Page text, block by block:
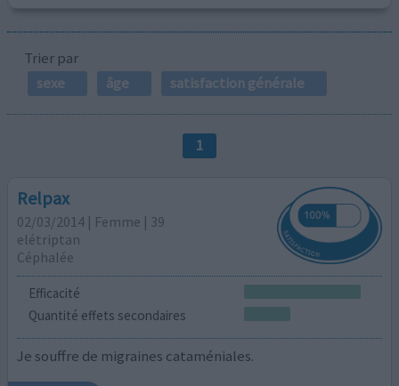
Trier par
sexe
âge satisfaction générale
1
Relpax
02/03/2014 | Femme | 39
elétriptan
Céphalée
Efficacité
Quantité effets secondaires
Je souffre de migraines cataméniales.